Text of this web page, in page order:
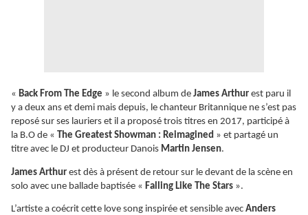
« Back From The Edge » le second album de James Arthur est paru il
y a deux ans et demi mais depuis, le chanteur Britannique ne s’est pas
reposé sur ses lauriers et il a proposé trois titres en 2017, participé à
la B.O de « The Greatest Showman : Reimagined » et partagé un
titre avec le DJ et producteur Danois Martin Jensen.
James Arthur est dès à présent de retour sur le devant de la scène en
solo avec une ballade baptisée « Falling Like The Stars ».
L’artiste a coécrit cette love song inspirée et sensible avec Anders